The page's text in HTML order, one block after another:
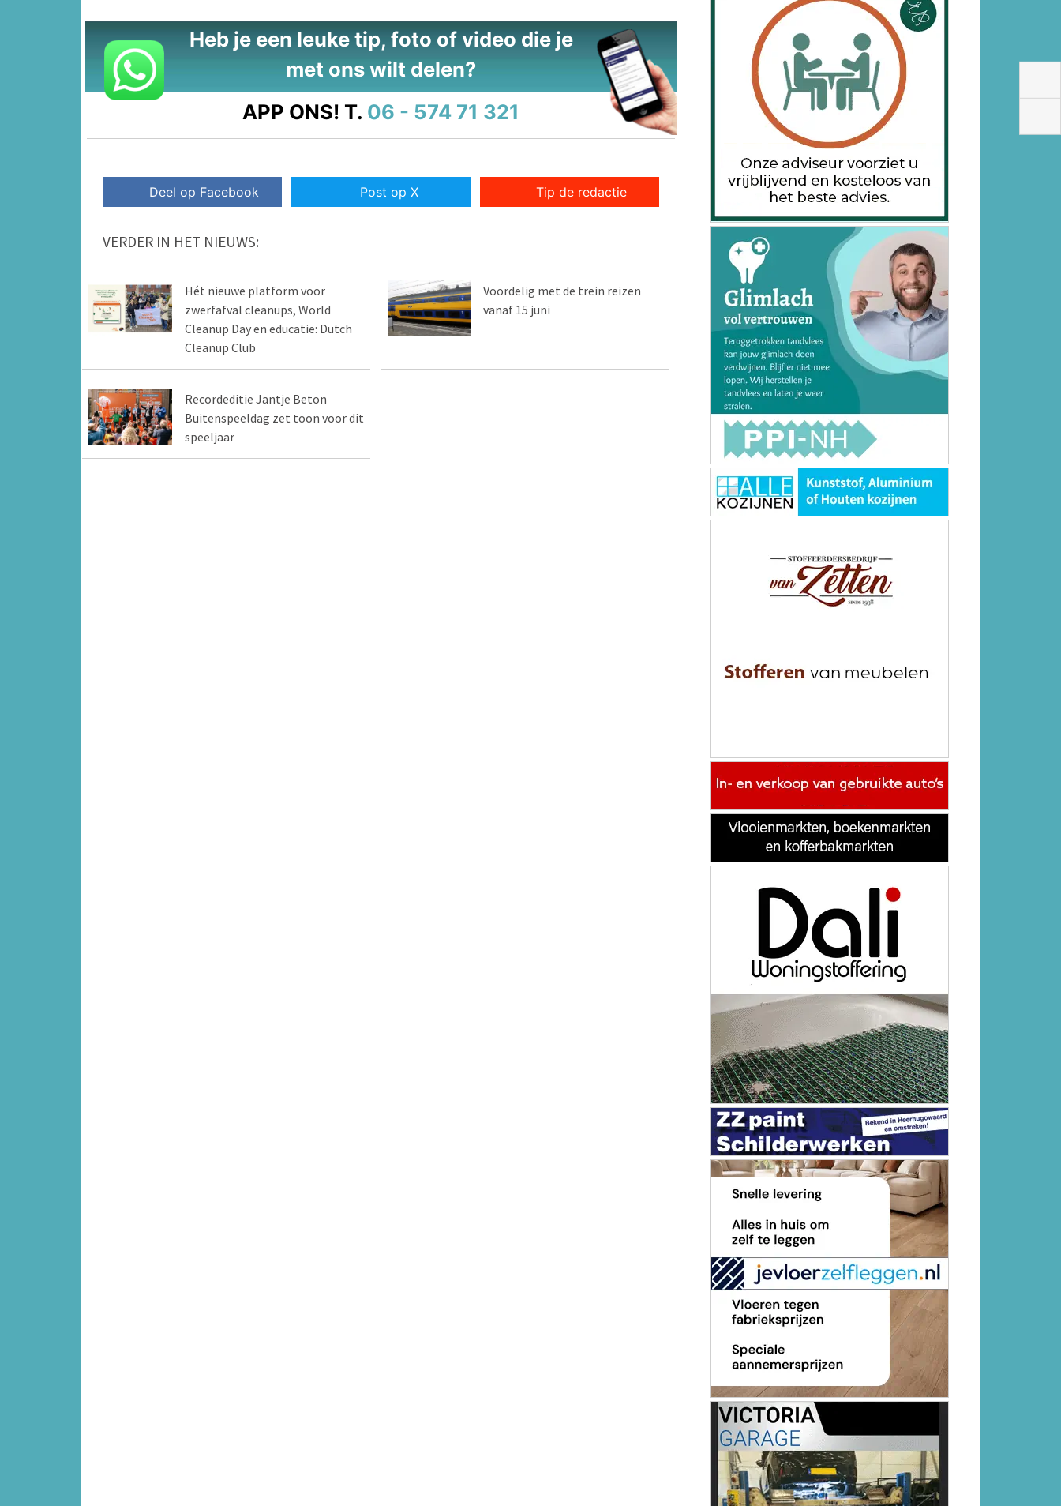
Heb je een leuke tip, foto of video die je
met ons wilt delen?
APP ONS! T. 06 - 574 71 321
Deel op Facebook Post op X Tip de redactie
VERDER IN HET NIEUWS:
Hét nieuwe platform voor
zwerfafval cleanups, World
Cleanup Day en educatie: Dutch
Cleanup Club
Voordelig met de trein reizen
vanaf 15 juni
Recordeditie Jantje Beton
Buitenspeeldag zet toon voor dit
speeljaar